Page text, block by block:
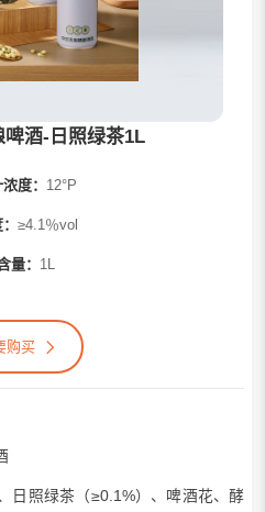
啤酒-日照绿茶1L
度： 12°P
≥4.1％vol
量： 1L
购买
日照绿茶（≥0.1%）、啤酒花、酵